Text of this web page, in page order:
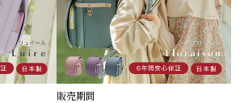
販売期間